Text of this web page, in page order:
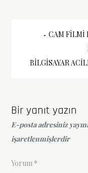
YazıCAM FILMI
BILGISAYAR
Bir yanıt yazın
E-posta adresiniz
işaretlenmişlerdir
Yorum *